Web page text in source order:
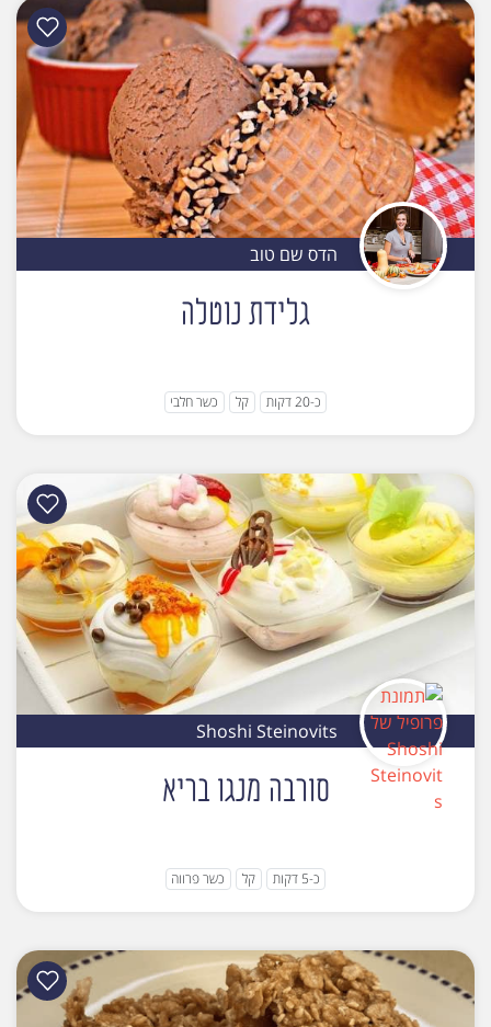
הדס שם טוב
גלידת נוטלה
כ-20 דקות קל כשר חלבי
Shoshi Steinovits
סורבה מנגו בריא
כ-5 דקות קל כשר פרווה